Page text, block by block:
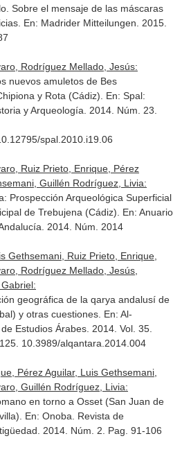
Sobre el mensaje de las máscaras
En: Madrider Mitteilungen . 2015.
Rodríguez Mellado, Jesús:
nuevos amuletos de Bes
y Rota (Cádiz). En: Spal:
y Arqueología . 2014. Núm. 23.
spal.2010.i19.06
Ruiz Prieto, Enrique, Pérez
Guillén Rodríguez, Livia:
Prospección Arqueológica Superficial
de Trebujena (Cádiz). En: Anuario
. 2014. Núm. 2014
Gethsemani, Ruiz Prieto, Enrique,
Rodríguez Mellado, Jesús,
geográfica de la qarya andalusí de
y otras cuestiones. En: Al-
Estudios Árabes. 2014. Vol. 35.
10.3989/alqantara.2014.004
Pérez Aguilar, Luis Gethsemani,
Guillén Rodríguez, Livia:
en torno a Osset (San Juan de
En: Onoba. Revista de
. 2014. Núm. 2. Pag. 91-106